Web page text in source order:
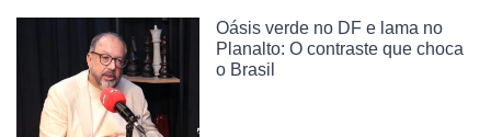
Oásis verde no DF e lama no
Planalto: O contraste que choca
o Brasil